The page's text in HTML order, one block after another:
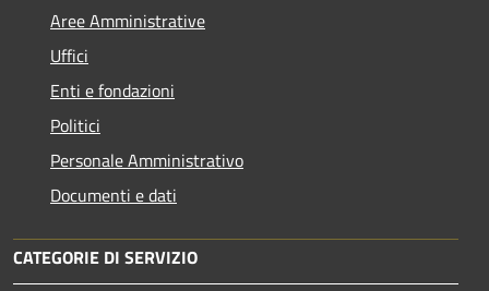
Aree Amministrative
Uffici
Enti e fondazioni
Politici
Personale Amministrativo
Documenti e dati
CATEGORIE DI SERVIZIO